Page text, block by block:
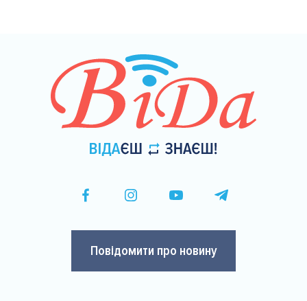
Повідомити про новину